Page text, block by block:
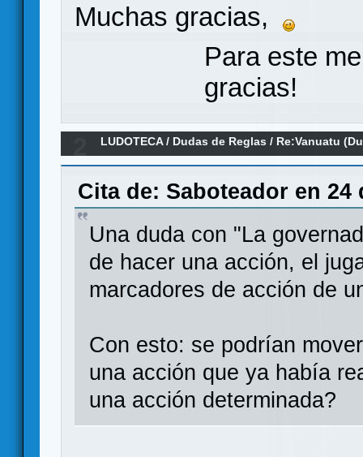
Muchas gracias,
Para este
gracias!
LUDOTECA/ Dudas de Reglas / Re:Vanuatu
Cita de: Saboteador en 24
Una duda con "La
de hacer una acción, el
marcadores de acción de
Con esto: se podrían
una acción que ya había
una acción determinada?